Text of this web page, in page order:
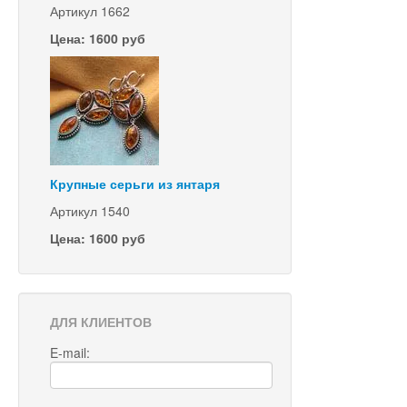
Артикул 1662
Цена: 1600 руб
Крупные серьги из янтаря
Артикул 1540
Цена: 1600 руб
ДЛЯ КЛИЕНТОВ
E-mail: